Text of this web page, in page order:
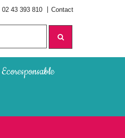
02 43 393 810 Contact
Ecoresponsable